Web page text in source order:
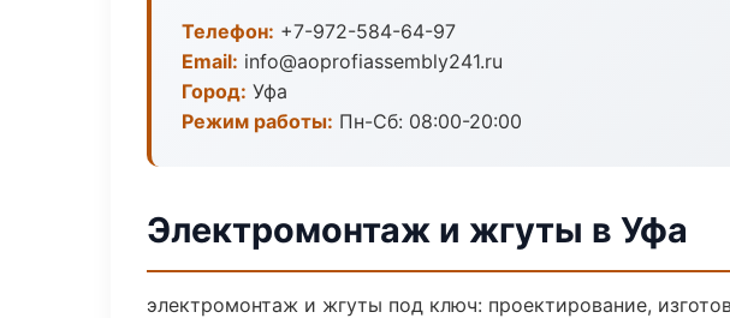
Телефон: +7-972-584-64-97
Email: info@aoprofiassembly241.ru
Город: Уфа
Режим работы: Пн-Сб: 08:00-20:00
Электромонтаж и жгуты в Уфа
электромонтаж и жгуты под ключ: проектирование,